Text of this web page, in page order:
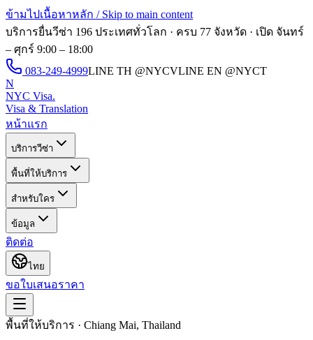
ข้ามไปเนื้อหาหลัก / Skip to main content
บริการยื่นวีซ่า 196 ประเทศทั่วโลก · ครบ 77 จังหวัด · เปิด จันทร์
– ศุกร์ 9:00 – 18:00
083-249-4999LINE TH @NYCVLINE EN @NYCT
N
NYC Visa.
Visa & Translation
หน้าแรก
บริการวีซ่า
พื้นที่ให้บริการ
สำหรับใคร
ข้อมูล
ติดต่อ
ไทย
ขอใบเสนอราคา
พื้นที่ให้บริการ · Chiang Mai, Thailand